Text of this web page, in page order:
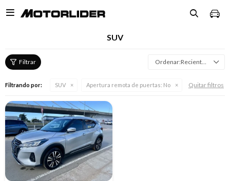

SUV
Recientes
Filtrando por: SUV Apertura remota de puertas: No Quitar filtros